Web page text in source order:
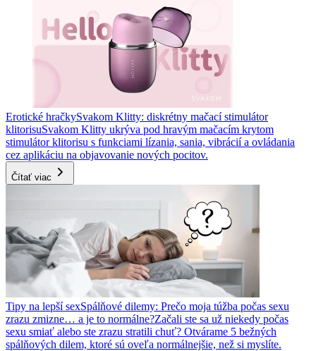
Erotické hračkySvakom Klitty: diskrétny mačací stimulátor
klitorisuSvakom Klitty ukrýva pod hravým mačacím krytom
stimulátor klitorisu s funkciami lízania, sania, vibrácií a ovládania
cez aplikáciu na objavovanie nových pocitov.
Čítať viac
Tipy na lepší sexSpálňové dilemy: Prečo moja túžba počas sexu
zrazu zmizne… a je to normálne?Začali ste sa už niekedy počas
sexu smiať alebo ste zrazu stratili chuť? Otvárame 5 bežných
spálňových dilem, ktoré sú oveľa normálnejšie, než si myslíte.